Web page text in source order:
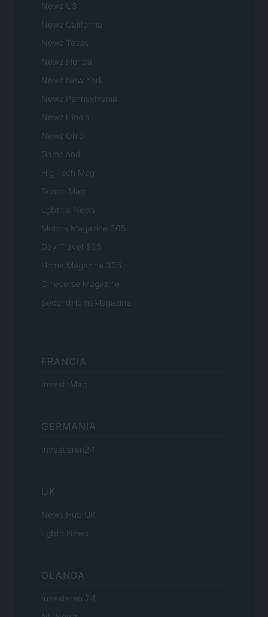
Newz US
Newz California
Newz Texas
Newz Florida
Newz New York
Newz Pennsylvania
Newz Illinois
Newz Ohio
Gameland
Hig Tech Mag
Scoop Mag
Lgbtqia News
Motors Magazine 365
Day Travel 365
Home Magazine 365
Cineverse Magazine
SecondHomeMagazine
FRANCIA
InvestirMag
GERMANIA
Investieren24
UK
News Hub UK
Lgbtq News
OLANDA
Investeren 24